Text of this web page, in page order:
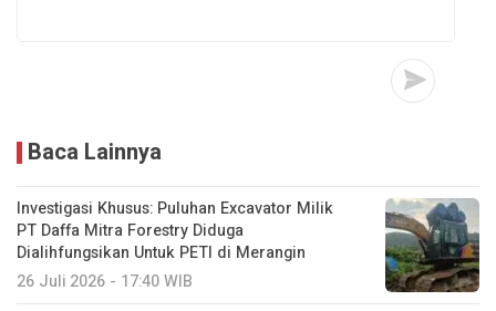
Baca Lainnya
Investigasi Khusus: Puluhan Excavator Milik
PT Daffa Mitra Forestry Diduga
Dialihfungsikan Untuk PETI di Merangin
26 Juli 2026 - 17:40 WIB